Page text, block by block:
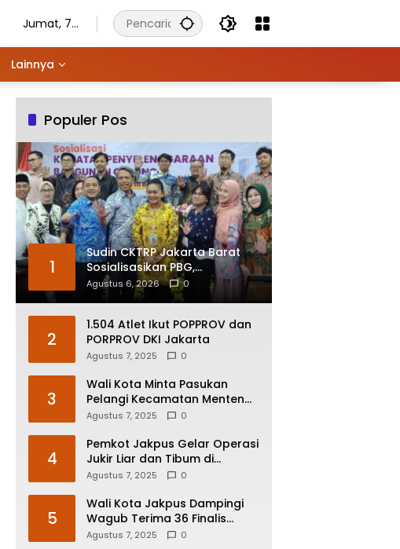
Jumat, 7
2026
Lainnya
Populer Pos
1
Sudin CKTRP Jakarta Barat
Sosialisasikan PBG,
Kelengkapan Dokumen Jadi
Kunci Percepatan Izin
Agustus 6, 2026 0
2
1.504 Atlet Ikut POPPROV dan
PORPROV DKI Jakarta
Agustus 7, 2025 0
3
Wali Kota Minta Pasukan
Pelangi Kecamatan Menteng
Kerja Lebih Responsif
Agustus 7, 2025 0
4
Pemkot Jakpus Gelar Operasi
Jukir Liar dan Tibum di
Kecamatan Kemayoran dan
Agustus 7, 2025 0
5
Wali Kota Jakpus Dampingi
Wagub Terima 36 Finalis
Abnon DKI Jakarta
Agustus 7, 2025 0